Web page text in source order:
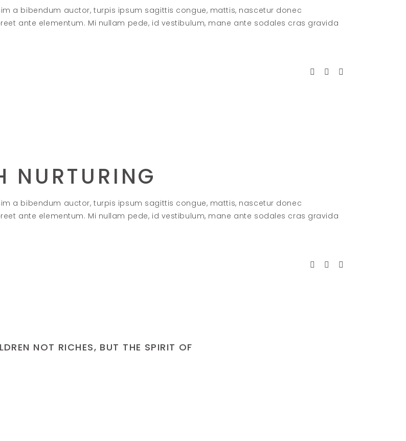
a bibendum auctor, turpis ipsum sagittis congue, mattis, nascetur donec
ante elementum. Mi nullam pede, id vestibulum, mane ante sodales cras gravida
NURTURING
a bibendum auctor, turpis ipsum sagittis congue, mattis, nascetur donec
ante elementum. Mi nullam pede, id vestibulum, mane ante sodales cras gravida
NOT RICHES, BUT THE SPIRIT OF